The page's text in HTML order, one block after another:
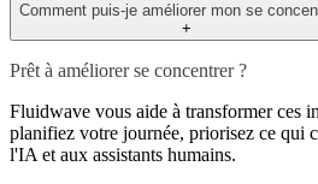
Comment puis-je améliorer mon se
+
Prêt à améliorer se concentrer ?
Fluidwave vous aide à transformer ces
planifiez votre journée, priorisez ce qui
l'IA et aux assistants humains.